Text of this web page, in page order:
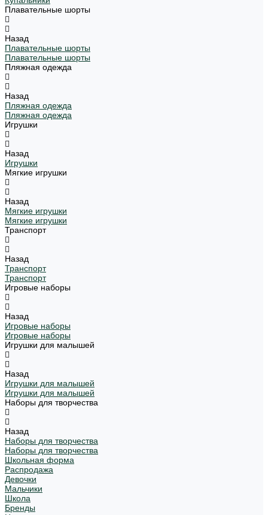
Плавательные шорты
Назад
Плавательные шорты
Плавательные шорты
Пляжная одежда
Назад
Пляжная одежда
Пляжная одежда
Игрушки
Назад
Игрушки
Мягкие игрушки
Назад
Мягкие игрушки
Мягкие игрушки
Транспорт
Назад
Транспорт
Транспорт
Игровые наборы
Назад
Игровые наборы
Игровые наборы
Игрушки для малышей
Назад
Игрушки для малышей
Игрушки для малышей
Наборы для творчества
Назад
Наборы для творчества
Наборы для творчества
Школьная форма
Распродажа
Девочки
Мальчики
Школа
Бренды